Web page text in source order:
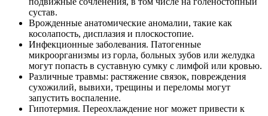
сустав.
Врожденные анатомические аномалии, такие как
косолапость, дисплазия и плоскостопие.
Инфекционные заболевания. Патогенные
микроорганизмы из горла, больных зубов или желудка
могут попасть в суставную сумку с лимфой или кровью.
Различные травмы: растяжение связок, повреждения
сухожилий, вывихи, трещины и переломы могут
запустить воспаление.
Гипотермия. Переохлаждение ног может привести к